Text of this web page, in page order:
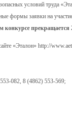
условий труда
формы заявки на
конкурсе прекращается
«Эталон» http://
082, 8 (4862) 553-569;